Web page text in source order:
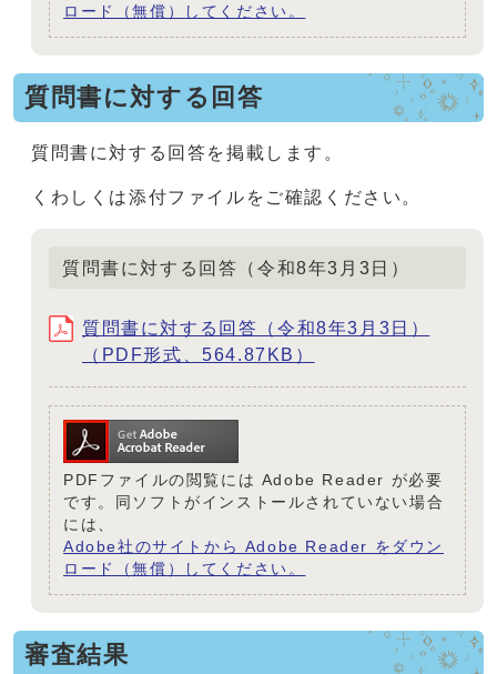
ロード（無償）してください。
質問書に対する回答
質問書に対する回答を掲載します。
くわしくは添付ファイルをご確認ください。
質問書に対する回答（令和8年3月3日）
質問書に対する回答（令和8年3月3日）
（PDF形式、564.87KB）
PDFファイルの閲覧には Adobe Reader が必要
です。同ソフトがインストールされていない場合
には、
Adobe社のサイトから Adobe Reader をダウン
ロード（無償）してください。
審査結果